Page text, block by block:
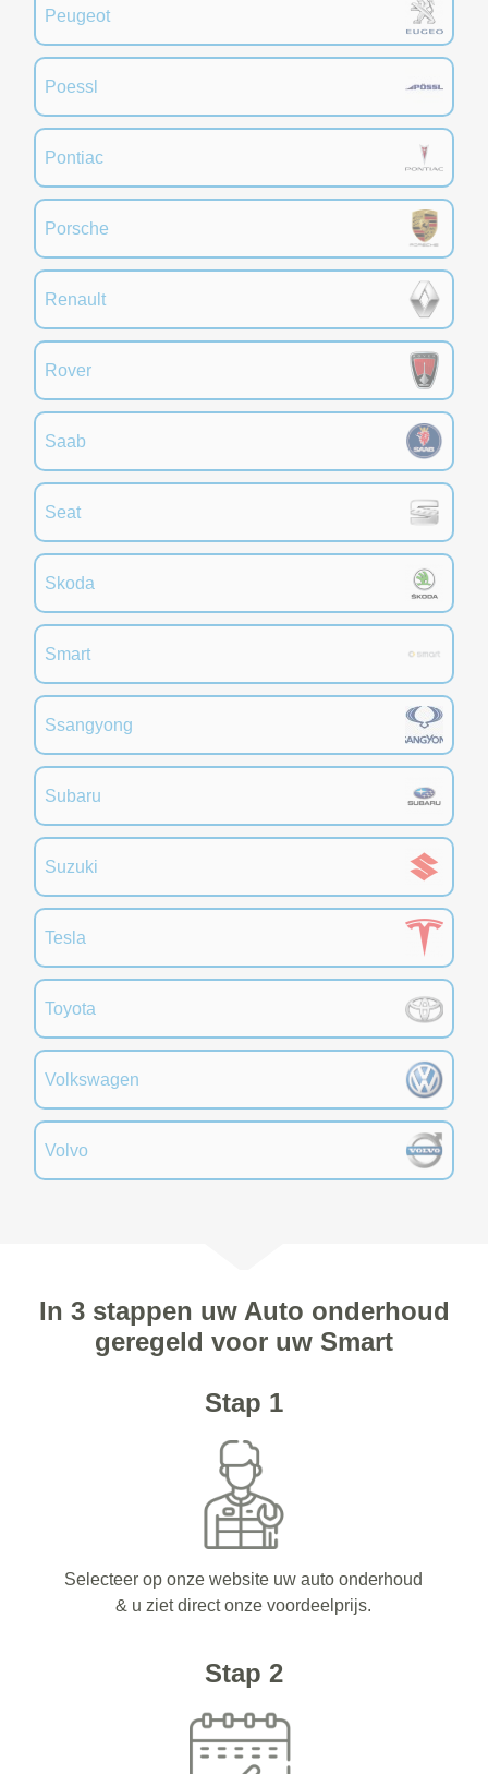
Peugeot
Poessl
Pontiac
Porsche
Renault
Rover
Saab
Seat
Skoda
Smart
Ssangyong
Subaru
Suzuki
Tesla
Toyota
Volkswagen
Volvo
In 3 stappen uw Auto onderhoud
geregeld voor uw Smart
Stap 1
Selecteer op onze website uw auto onderhoud
& u ziet direct onze voordeelprijs.
Stap 2